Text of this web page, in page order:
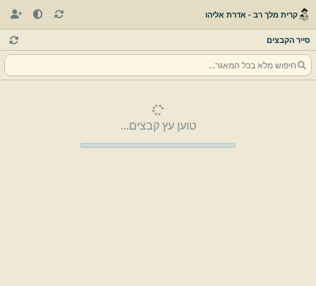
קרית מלך רב - אדרת אליהו
סייר הקבצים
טוען עץ קבצים...